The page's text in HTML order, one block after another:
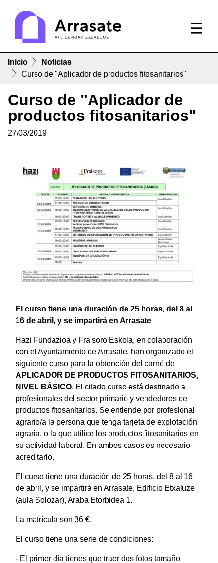
Inicio
Noticias
Curso de "Aplicador de productos fitosanitarios"
Curso de "Aplicador de
productos fitosanitarios"
27/03/2019
El curso tiene una duración de 25 horas, del 8 al
16 de abril, y se impartirá en Arrasate
Hazi Fundazioa y Fraisoro Eskola, en colaboración
con el Ayuntamiento de Arrasate, han organizado el
siguiente curso para la obtención del carné de
APLICADOR DE PRODUCTOS FITOSANITARIOS,
NIVEL BÁSICO. El citado curso está destinado a
profesionales del sector primario y vendedores de
productos fitosanitarios. Se entiende por profesional
agrario/a la persona que tenga tarjeta de explotación
agraria, o la que utilice los productos fitosanitarios en
su actividad laboral. En ambos casos es necesario
acreditarlo.
El curso tiene una duración de 25 horas, del 8 al 16
de abril, y se impartirá en Arrasate, Edificio Etxaluze
(aula Solozar), Araba Etorbidea 1.
La matrícula son 36 €.
El curso tiene una serie de condiciones:
- El primer día tienes que traer dos fotos tamaño